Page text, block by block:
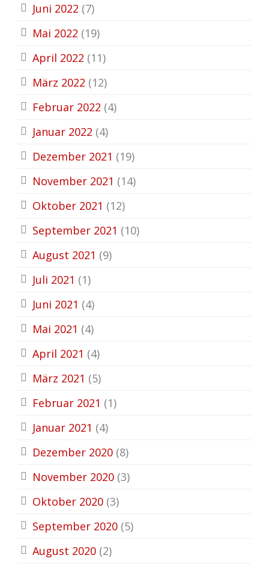
Juni 2022 (7)
Mai 2022 (19)
April 2022 (11)
März 2022 (12)
Februar 2022 (4)
Januar 2022 (4)
Dezember 2021 (19)
November 2021 (14)
Oktober 2021 (12)
September 2021 (10)
August 2021 (9)
Juli 2021 (1)
Juni 2021 (4)
Mai 2021 (4)
April 2021 (4)
März 2021 (5)
Februar 2021 (1)
Januar 2021 (4)
Dezember 2020 (8)
November 2020 (3)
Oktober 2020 (3)
September 2020 (5)
August 2020 (2)